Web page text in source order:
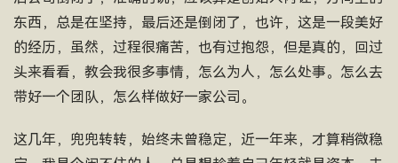
东西，总是在坚持，最后还是倒闭了，也许，这是一段美好
的经历，虽然，过程很痛苦，也有过抱怨，但是真的，回过
头来看看，教会我很多事情，怎么为人，怎么处事。怎么去
带好一个团队，怎么样做好一家公司。
这几年，兜兜转转，始终未曾稳定，近一年来，才算稍微稳